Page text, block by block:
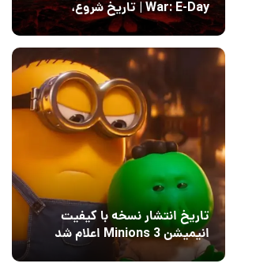
War: E-Day | تاریخ‌ شروع،
محتواها و نحوه دسترسی
تاریخ انتشار نسخه با کیفیت
انیمیشن Minions 3 اعلام شد